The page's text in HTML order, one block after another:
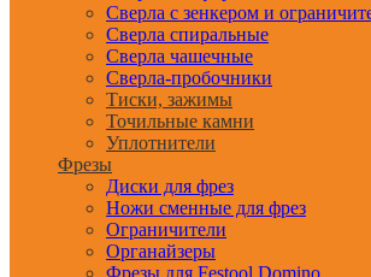
Сверла с зенкером и
Сверла спиральные
Сверла чашечные
Сверла-пробочники
Тиски, зажимы
Точильные камни
Уплотнители
Фрезы
Диски для фрез
Ножи сменные для фрез
Ограничители
Органайзеры
Фрезы для Festool Domino